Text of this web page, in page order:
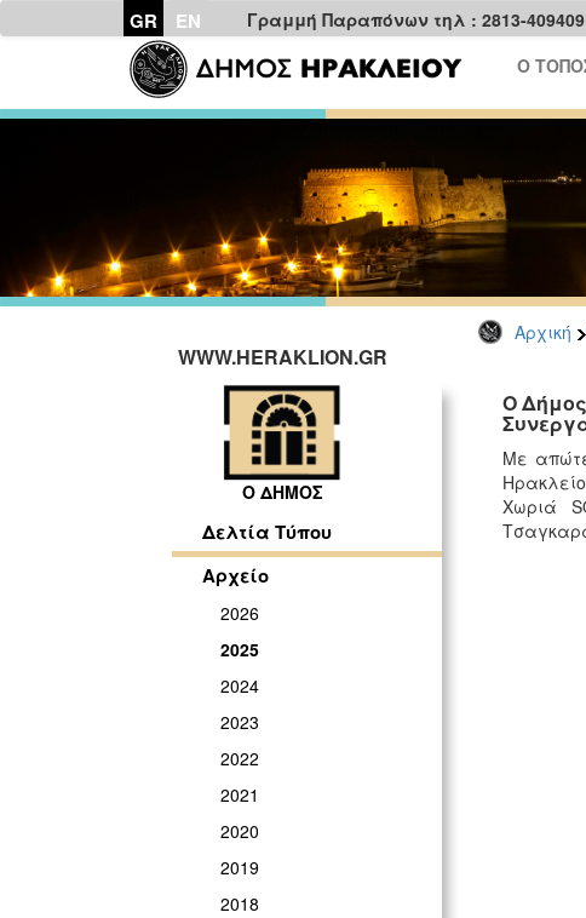
GR EN Γραμμή Παραπόνων τηλ : 2813-409409
Ο
Αρχική
WWW.HERAKLION.GR
Ο ΔΗΜΟΣ
Δελτία Τύπου
Αρχείο
2026
2025
2024
2023
2022
2021
2020
2019
2018
Ο
Με
Χωριά